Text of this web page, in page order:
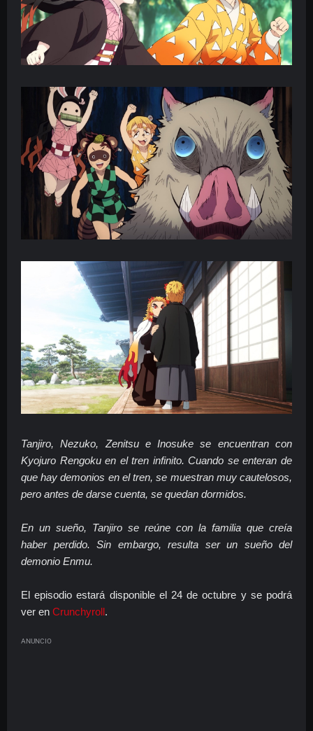
Tanjiro, Nezuko, Zenitsu e Inosuke se encuentran con
Kyojuro Rengoku en el tren infinito. Cuando se enteran de
que hay demonios en el tren, se muestran muy cautelosos,
pero antes de darse cuenta, se quedan dormidos.
En un sueño, Tanjiro se reúne con la familia que creía
haber perdido. Sin embargo, resulta ser un sueño del
demonio Enmu.
El episodio estará disponible el 24 de octubre y se podrá
ver en Crunchyroll.
ANUNCIO